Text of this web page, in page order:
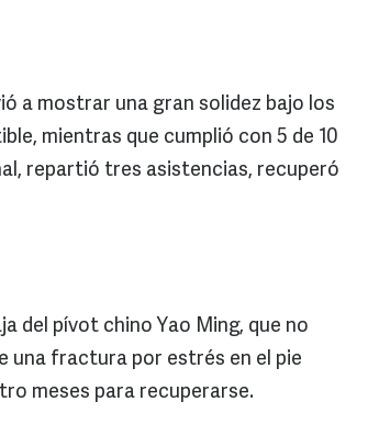
a mostrar una gran solidez bajo los
mientras que cumplió con 5 de 10
repartió tres asistencias, recuperó
del pívot chino Yao Ming, que no
una fractura por estrés en el pie
meses para recuperarse.